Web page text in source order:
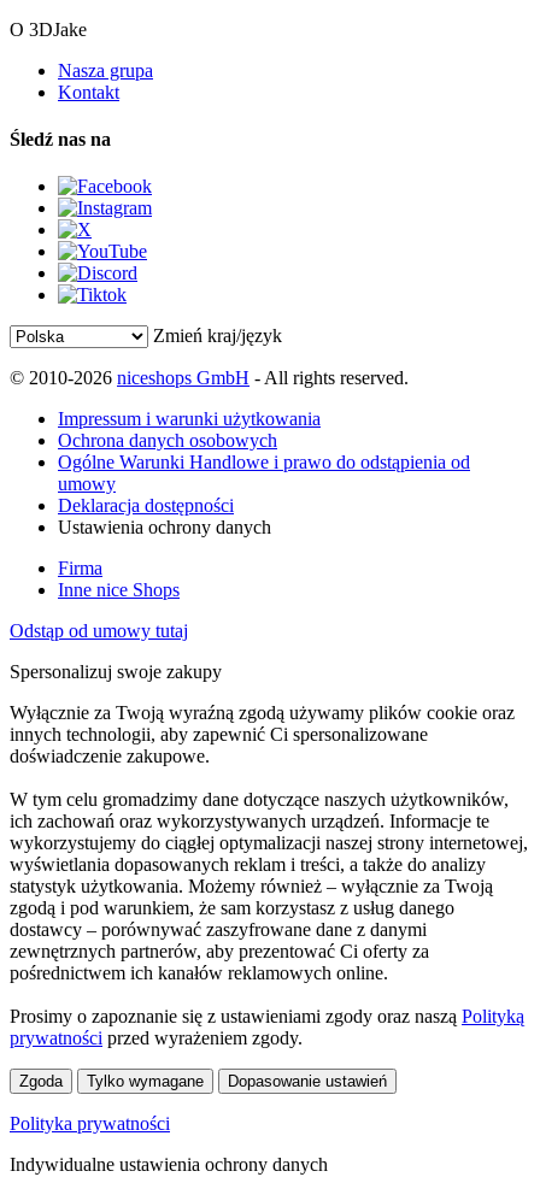
O 3DJake
Nasza grupa
Kontakt
Śledź nas na
Zmień kraj/język
© 2010-2026 niceshops GmbH - All rights reserved.
Impressum i warunki użytkowania
Ochrona danych osobowych
Ogólne Warunki Handlowe i prawo do odstąpienia od
umowy
Deklaracja dostępności
Ustawienia ochrony danych
Firma
Inne nice Shops
Odstąp od umowy tutaj
Spersonalizuj swoje zakupy
Wyłącznie za Twoją wyraźną zgodą używamy plików cookie oraz
innych technologii, aby zapewnić Ci spersonalizowane
doświadczenie zakupowe.
W tym celu gromadzimy dane dotyczące naszych użytkowników,
ich zachowań oraz wykorzystywanych urządzeń. Informacje te
wykorzystujemy do ciągłej optymalizacji naszej strony internetowej,
wyświetlania dopasowanych reklam i treści, a także do analizy
statystyk użytkowania. Możemy również – wyłącznie za Twoją
zgodą i pod warunkiem, że sam korzystasz z usług danego
dostawcy – porównywać zaszyfrowane dane z danymi
zewnętrznych partnerów, aby prezentować Ci oferty za
pośrednictwem ich kanałów reklamowych online.
Prosimy o zapoznanie się z ustawieniami zgody oraz naszą Polityką
prywatności przed wyrażeniem zgody.
Zgoda Tylko wymagane Dopasowanie ustawień
Polityka prywatności
Indywidualne ustawienia ochrony danych